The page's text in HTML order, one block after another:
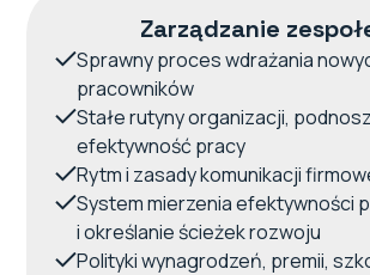
Zarządzanie
Sprawny proces wdrażania
pracowników
Stałe rutyny organizacji,
efektywność pracy
Rytm i zasady komunikacji
System mierzenia efektywności
i określanie ścieżek rozwoju
Polityki wynagrodzeń, premii,